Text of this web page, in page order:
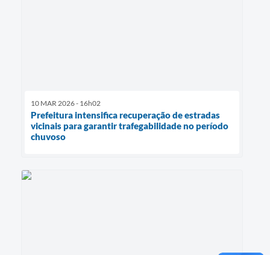
10 MAR 2026 - 16h02
Prefeitura intensifica recuperação de estradas
vicinais para garantir trafegabilidade no período
chuvoso